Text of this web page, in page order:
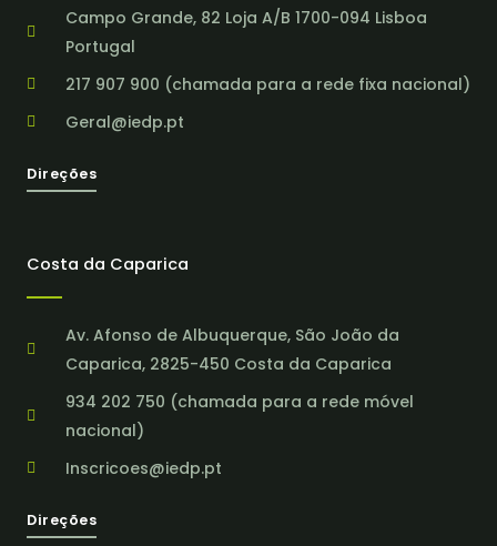
Campo Grande, 82 Loja A/B 1700-094 Lisboa
Portugal
217 907 900 (chamada para a rede fixa nacional)
Geral@iedp.pt
Direções
Costa da Caparica
Av. Afonso de Albuquerque, São João da
Caparica, 2825-450 Costa da Caparica
934 202 750 (chamada para a rede móvel
nacional)
Inscricoes@iedp.pt
Direções